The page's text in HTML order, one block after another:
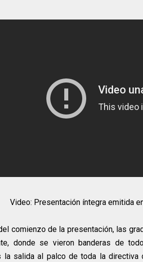
Video: Presentación íntegra emitida
comienzo de la presentación, las
donde se vieron banderas de
la salida al palco de toda la